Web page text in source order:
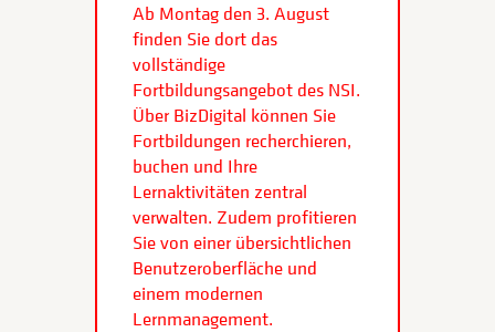
Ab Montag den 3. August
finden Sie dort das
vollständige
Fortbildungsangebot des NSI.
Über BizDigital können Sie
Fortbildungen recherchieren,
buchen und Ihre
Lernaktivitäten zentral
verwalten. Zudem profitieren
Sie von einer übersichtlichen
Benutzeroberfläche und
einem modernen
Lernmanagement.